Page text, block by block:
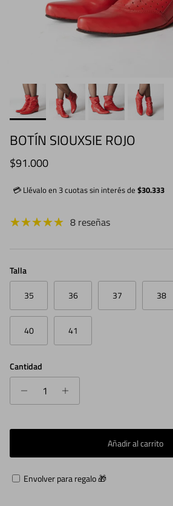
BOTÍN SIOUXSIE ROJO
Precio normal
$91.000
💳 Llévalo en 3 cuotas sin interés de $30.333
8 reseñas
Talla
35
36 37 38
40 41
Cantidad
Añadir al carrito
Envolver para regalo 🎁